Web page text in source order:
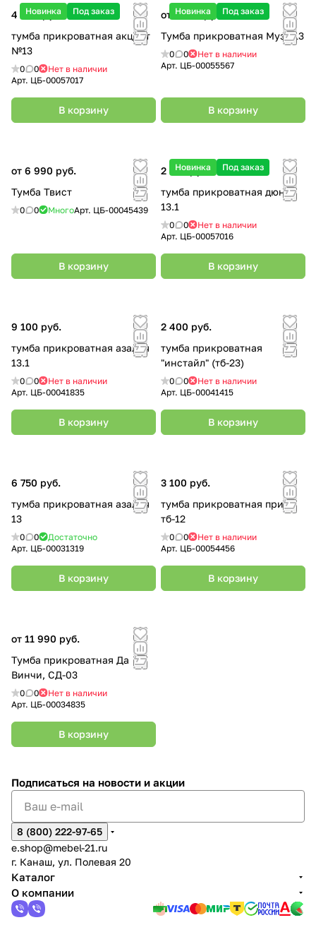
Новинка Под заказ
4 000 руб.
тумба прикроватная акцент
№13
0 0
Нет в наличии
Арт. ЦБ-00057017
В корзину
Новинка Под заказ
от 5 050 руб.
Тумба прикроватная Муза 13
0 0
Нет в наличии
Арт. ЦБ-00055567
В корзину
от 6 990 руб.
Тумба Твист
0 0 МногоАрт. ЦБ-00045439
В корзину
Новинка Под заказ
2 700 руб.
тумба прикроватная дюна
13.1
0 0
Нет в наличии
Арт. ЦБ-00057016
В корзину
9 100 руб.
тумба прикроватная азалия
13.1
0 0
Нет в наличии
Арт. ЦБ-00041835
В корзину
2 400 руб.
тумба прикроватная
"инстайл" (тб-23)
0 0
Нет в наличии
Арт. ЦБ-00041415
В корзину
6 750 руб.
тумба прикроватная азалия
13
0 0
Достаточно
Арт. ЦБ-00031319
В корзину
3 100 руб.
тумба прикроватная прима
тб-12
0 0
Нет в наличии
Арт. ЦБ-00054456
В корзину
от 11 990 руб.
Тумба прикроватная Да
Винчи, СД-03
0 0
Нет в наличии
Арт. ЦБ-00034835
В корзину
Подписаться на новости и акции
8 (800) 222-97-65
e.shop@mebel-21.ru
г. Канаш, ул. Полевая 20
Каталог
О компании